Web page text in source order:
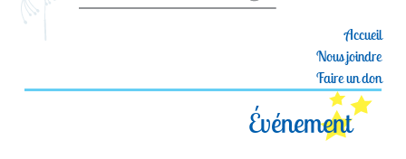
Accueil
Nous joindre
Faire un don
Événement